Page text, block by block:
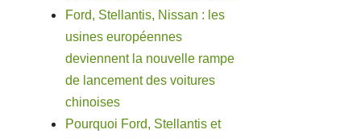
Ford, Stellantis, Nissan : les
usines européennes
deviennent la nouvelle rampe
de lancement des voitures
chinoises
Pourquoi Ford, Stellantis et